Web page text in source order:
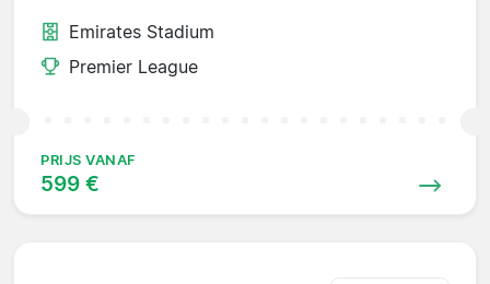
Emirates Stadium
Premier League
PRIJS VANAF
599 €